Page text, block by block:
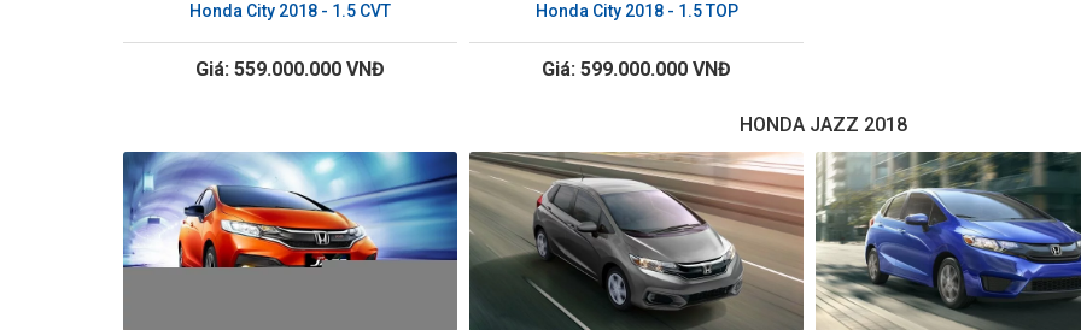
Honda City 2018 - 1.5 CVT
Giá: 559.000.000 VNĐ
Honda City 2018 - 1.5 TOP
Giá: 599.000.000 VNĐ
HONDA JAZZ 2018